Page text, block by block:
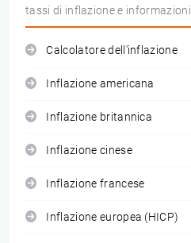
tassi di inflazione e informazioni
Calcolatore dell'inflazione
Inflazione americana
Inflazione britannica
Inflazione cinese
Inflazione francese
Inflazione europea (HICP)